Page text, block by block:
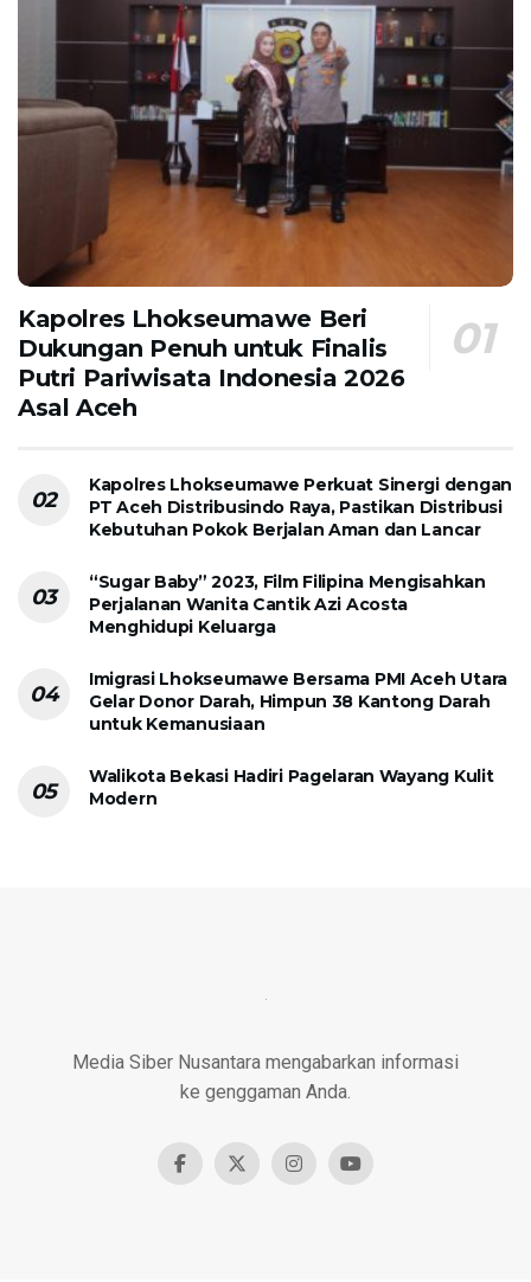
Kapolres Lhokseumawe Beri
Dukungan Penuh untuk Finalis
Putri Pariwisata Indonesia 2026
Asal Aceh
Kapolres Lhokseumawe Perkuat Sinergi dengan
PT Aceh Distribusindo Raya, Pastikan Distribusi
Kebutuhan Pokok Berjalan Aman dan Lancar
“Sugar Baby” 2023, Film Filipina Mengisahkan
Perjalanan Wanita Cantik Azi Acosta
Menghidupi Keluarga
Imigrasi Lhokseumawe Bersama PMI Aceh Utara
Gelar Donor Darah, Himpun 38 Kantong Darah
untuk Kemanusiaan
Walikota Bekasi Hadiri Pagelaran Wayang Kulit
Modern
Media Siber Nusantara mengabarkan informasi
ke genggaman Anda.